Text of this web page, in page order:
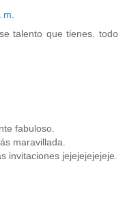
m.
talento que tienes. todo
fabuloso.
maravillada.
invitaciones jejejejejejeje.